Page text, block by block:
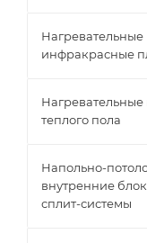
Нагревательные
инфракрасные
Нагревательные
теплого пола
Напольно-
внутренние
сплит-системы